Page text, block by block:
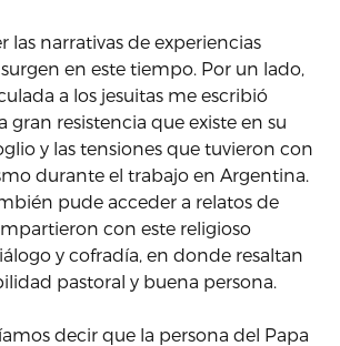
las narrativas de experiencias
en este tiempo. Por un lado,
a los jesuitas me escribió
gran resistencia que existe en su
y las tensiones que tuvieron con
durante el trabajo en Argentina.
pude acceder a relatos de
con este religioso
y cofradía, en donde resaltan
pastoral y buena persona.
decir que la persona del Papa